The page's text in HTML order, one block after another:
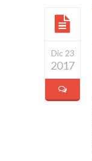
Dic 23
2017